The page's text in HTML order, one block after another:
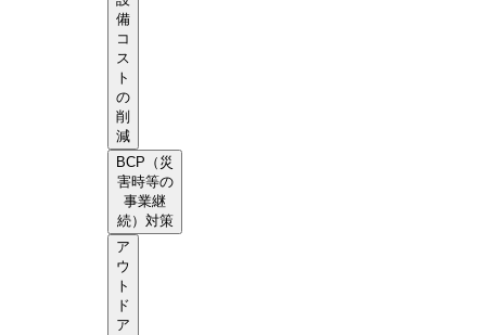
備
コ
ス
ト
の
削
減
BCP（災
害時等の
事業継
続）対策
ア
ウ
ト
ド
ア